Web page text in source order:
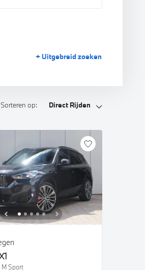
+ Uitgebreid zoeken
Sorteren op: Direct Rijden
Sport